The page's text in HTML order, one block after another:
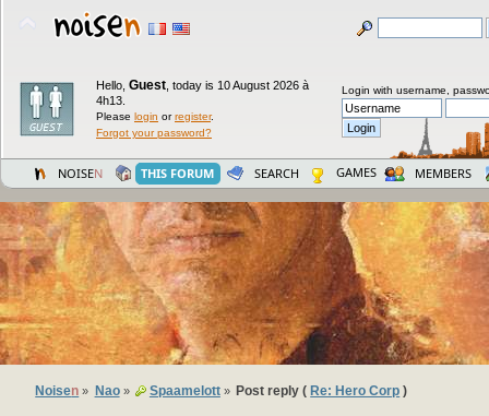
Hello, Guest today is 10 August 2026 à
4h13.
Please login orregister.
Forgot your password?
Login with username,
NOISEN THIS FORUM SEARCH GAMES MEMBERS
Noisen » Nao» Spaamelott» Post reply ( Re: Hero Corp )